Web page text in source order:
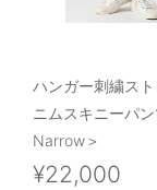
ハンガー刺繍ス
ニムスキニーパン
Narrow＞
¥22,000